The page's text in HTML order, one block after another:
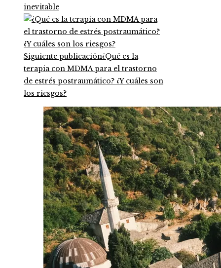
inevitable
Siguiente publicación¿Qué es la
terapia con MDMA para el trastorno
de estrés postraumático? ¿Y cuáles son
los riesgos?